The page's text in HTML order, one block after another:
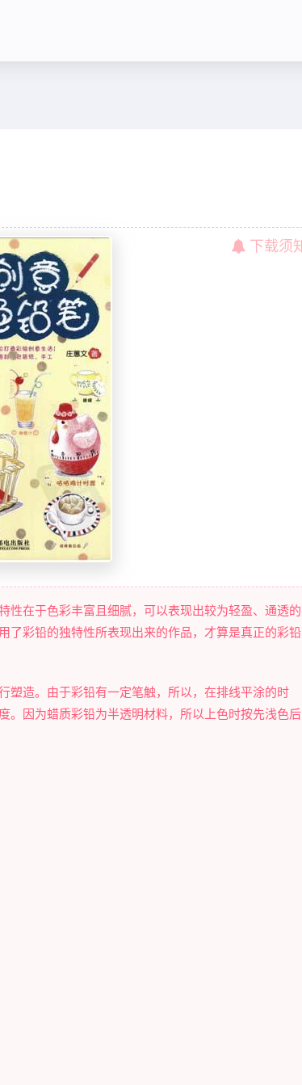
下载须知
性在于色彩丰富且细腻，可以表现出较为轻盈、通透的
了彩铅的独特性所表现出来的作品，才算是真正的彩铅
塑造。由于彩铅有一定笔触，所以，在排线平涂的时
。因为蜡质彩铅为半透明材料，所以上色时按先浅色后